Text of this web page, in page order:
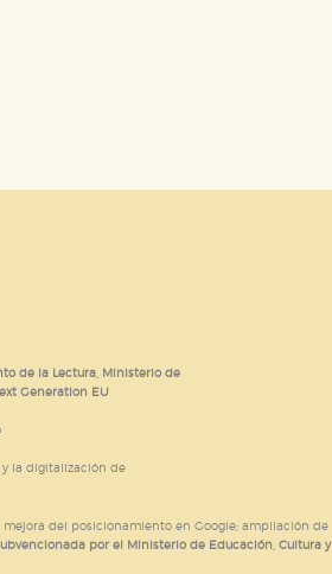
de la Lectura, Ministerio de
Generation EU
la digitalización de
del posicionamiento en Google; ampliación de
por el Ministerio de Educación, Cultura y